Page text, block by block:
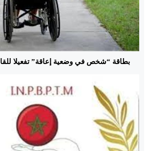
بطاقة “شخص في وضعية إعاقة” تفعيلا